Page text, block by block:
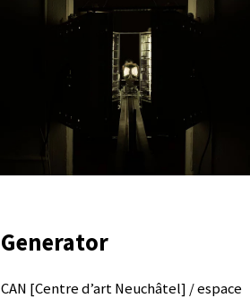
Generator
CAN [Centre d’art Neuchâtel] / espace